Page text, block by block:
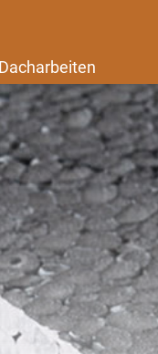
Dacharbeiten